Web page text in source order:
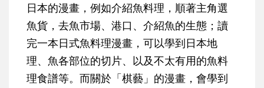
日本的漫畫，例如介紹魚料理，順著主角選
魚貨，去魚市場、港口、介紹魚的生態；讀
完一本日式魚料理漫畫，可以學到日本地
理、魚各部位的切片、以及不太有用的魚料
理食譜等。而關於「棋藝」的漫畫，會學到